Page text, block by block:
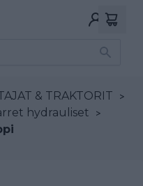
& TRAKTORIT >
hydrauliset >